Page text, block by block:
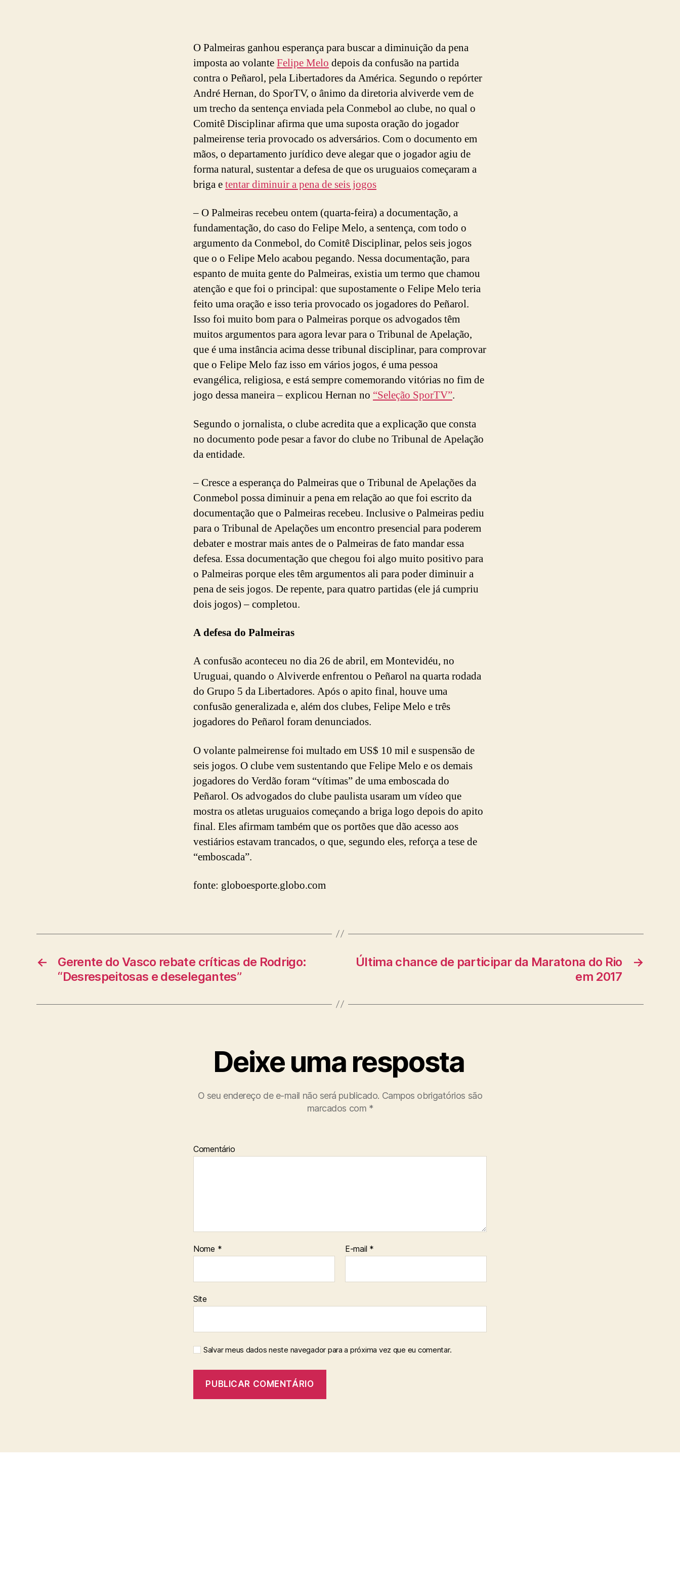
O Palmeiras ganhou esperança para buscar a diminuição da pena
imposta ao volanteFelipe Melo depois da confusão na partida
contra o Peñarol, pela Libertadores da América. Segundo o repórter
André Hernan, do SporTV, o ânimo da diretoria alviverde vem de
um trecho da sentença enviada pela Conmebol ao clube, no qual o
Comitê Disciplinar afirma que uma suposta oração do jogador
palmeirense teria provocado os adversários. Com o documento em
mãos, o departamento jurídico deve alegar que o jogador agiu de
forma natural, sustentar a defesa de que os uruguaios começaram a
briga etentar diminuir a pena de seis jogos
– O Palmeiras recebeu ontem (quarta-feira) a documentação, a
fundamentação, do caso do Felipe Melo, a sentença, com todo o
argumento da Conmebol, do Comitê Disciplinar, pelos seis jogos
que o o Felipe Melo acabou pegando. Nessa documentação, para
espanto de muita gente do Palmeiras, existia um termo que chamou
atenção e que foi o principal: que supostamente o Felipe Melo teria
feito uma oração e isso teria provocado os jogadores do Peñarol.
Isso foi muito bom para o Palmeiras porque os advogados têm
muitos argumentos para agora levar para o Tribunal de Apelação,
que é uma instância acima desse tribunal disciplinar, para comprovar
que o Felipe Melo faz isso em vários jogos, é uma pessoa
evangélica, religiosa, e está sempre comemorando vitórias no fim de
jogo dessa maneira – explicou Hernan no “Seleção SporTV”.
Segundo o jornalista, o clube acredita que a explicação que consta
no documento pode pesar a favor do clube no Tribunal de Apelação
da entidade.
– Cresce a esperança do Palmeiras que o Tribunal de Apelações da
Conmebol possa diminuir a pena em relação ao que foi escrito da
documentação que o Palmeiras recebeu. Inclusive o Palmeiras pediu
para o Tribunal de Apelações um encontro presencial para poderem
debater e mostrar mais antes de o Palmeiras de fato mandar essa
defesa. Essa documentação que chegou foi algo muito positivo para
o Palmeiras porque eles têm argumentos ali para poder diminuir a
pena de seis jogos. De repente, para quatro partidas (ele já cumpriu
dois jogos) – completou.
A defesa do Palmeiras
A confusão aconteceu no dia 26 de abril, em Montevidéu, no
Uruguai, quando o Alviverde enfrentou o Peñarol na quarta rodada
do Grupo 5 da Libertadores. Após o apito final, houve uma
confusão generalizada e, além dos clubes, Felipe Melo e três
jogadores do Peñarol foram denunciados.
O volante palmeirense foi multado em US$ 10 mil e suspensão de
seis jogos. O clube vem sustentando que Felipe Melo e os demais
jogadores do Verdão foram “vítimas” de uma emboscada do
Peñarol. Os advogados do clube paulista usaram um vídeo que
mostra os atletas uruguaios começando a briga logo depois do apito
final. Eles afirmam também que os portões que dão acesso aos
vestiários estavam trancados, o que, segundo eles, reforça a tese de
“emboscada”.
fonte: globoesporte.globo.com
←
Gerente do Vasco rebate críticas de Rodrigo:
“Desrespeitosas e deselegantes”
→
Última chance de participar da Maratona do Rio
em 2017
Deixe uma resposta
O seu endereço de e-mail não será publicado. Campos obrigatórios são
marcados com *
Comentário
Nome * E-mail *
Site
Salvar meus dados neste navegador para a próxima vez que eu comentar.